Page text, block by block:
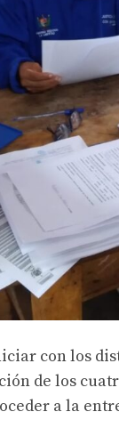
con los
de los
a la